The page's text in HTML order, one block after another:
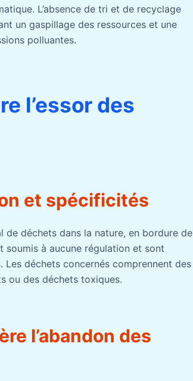
L’absence de tri et de recyclage
un gaspillage des ressources et une
polluantes.
l’essor des
et spécificités
déchets dans la nature, en bordure de
soumis à aucune régulation et sont
déchets concernés comprennent des
ou des déchets toxiques.
l’abandon des